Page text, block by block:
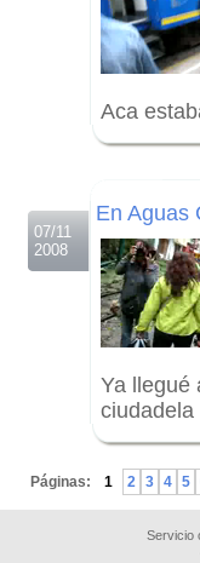
Aca
07/11
2008
En Aguas
Ya llegué
ciudadela
Páginas: 1 2 3 4 5
Servicio